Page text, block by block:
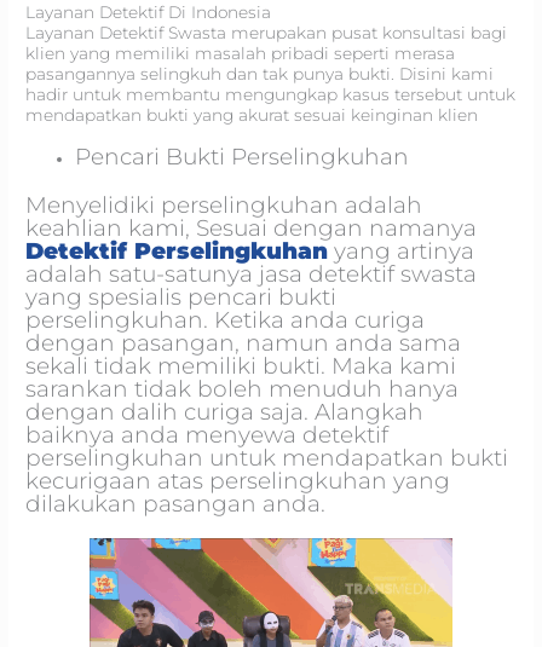
Layanan Detektif Di Indonesia
Layanan Detektif Swasta merupakan pusat konsultasi bagi
klien yang memiliki masalah pribadi seperti merasa
pasangannya selingkuh dan tak punya bukti. Disini kami
hadir untuk membantu mengungkap kasus tersebut untuk
mendapatkan bukti yang akurat sesuai keinginan klien
Pencari Bukti Perselingkuhan
Menyelidiki perselingkuhan adalah
keahlian kami, Sesuai dengan namanya
Detektif Perselingkuhan yang artinya
adalah satu-satunya jasa detektif swasta
yang spesialis pencari bukti
perselingkuhan. Ketika anda curiga
dengan pasangan, namun anda sama
sekali tidak memiliki bukti. Maka kami
sarankan tidak boleh menuduh hanya
dengan dalih curiga saja. Alangkah
baiknya anda menyewa detektif
perselingkuhan untuk mendapatkan bukti
kecurigaan atas perselingkuhan yang
dilakukan pasangan anda.